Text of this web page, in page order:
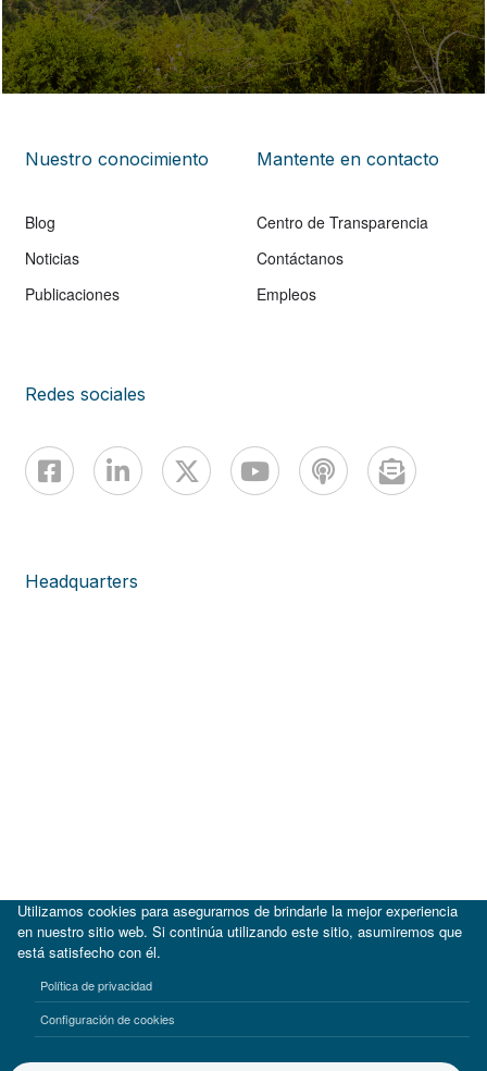
Nuestro conocimiento
Blog
Noticias
Publicaciones
Mantente en contacto
Centro de Transparencia
Contáctanos
Empleos
Redes sociales
Headquarters
Términos de uso Aviso de privacidad
Utilizamos cookies para asegurarnos de brindarle la mejor experiencia
en nuestro sitio web. Si continúa utilizando este sitio, asumiremos que
está satisfecho con él.
Política de privacidad
Configuración de cookies